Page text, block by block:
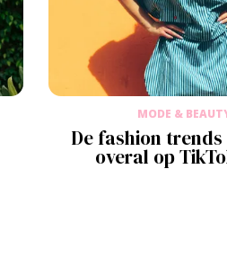
MODE &
De fashion trends
overal op